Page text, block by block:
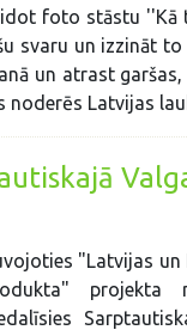
foto stāstu ''Kā
svaru un izzināt
un atrast
Latvijas
"Latvijas
projekta